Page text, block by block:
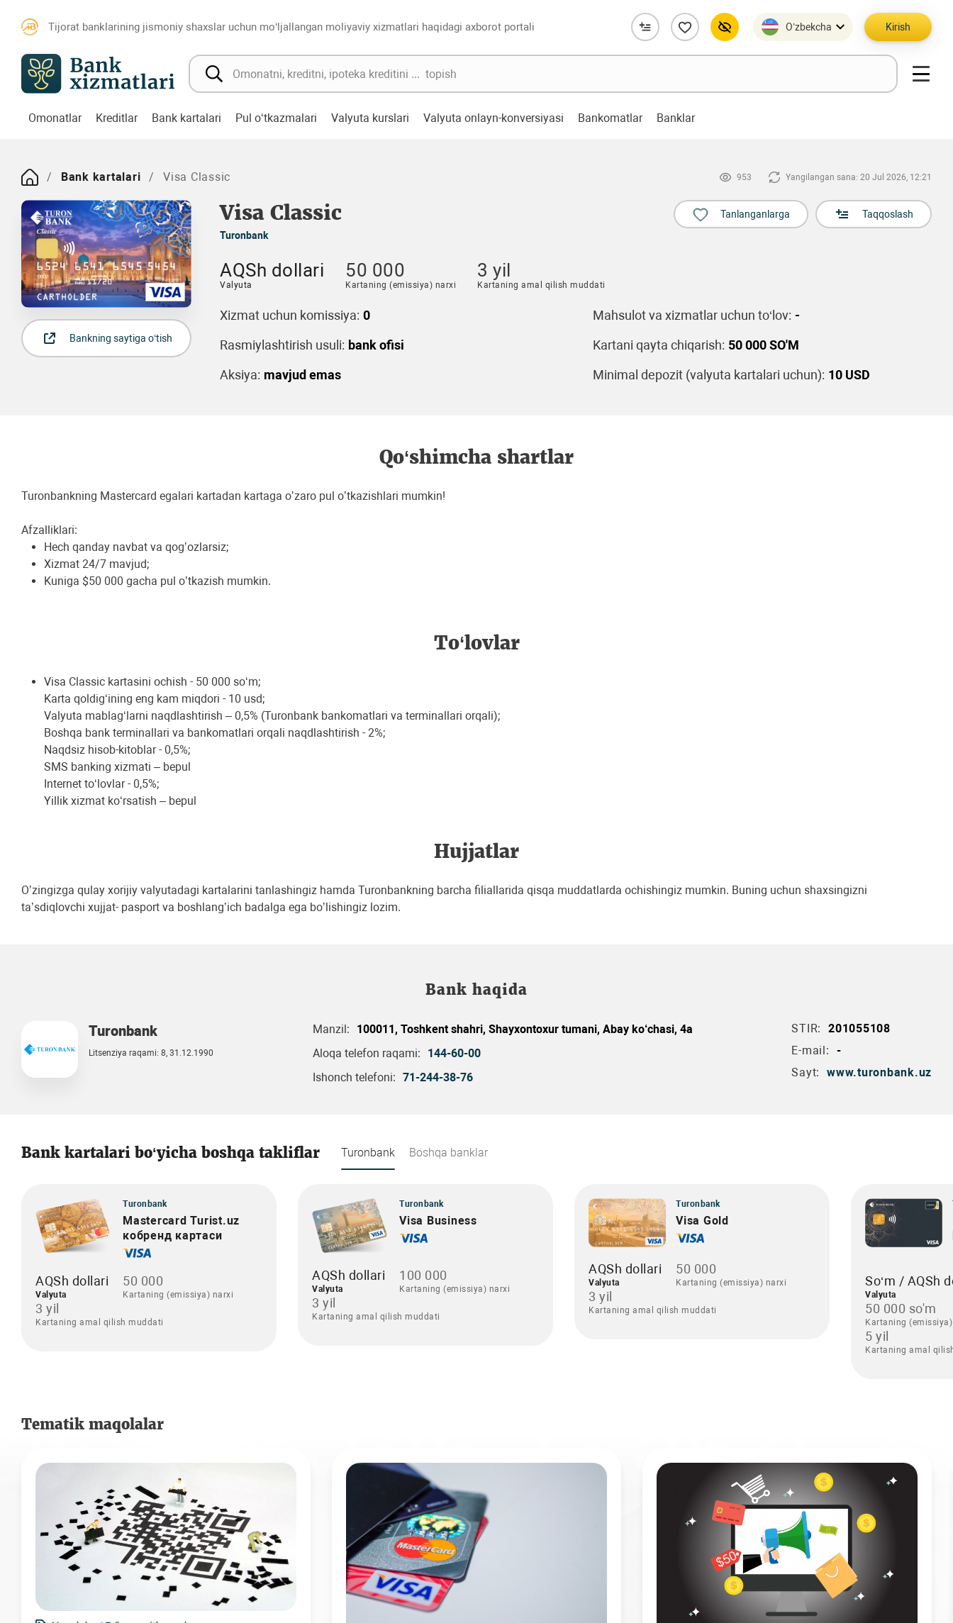
Tijorat banklarining jismoniy shaxslar uchun mo‘ljallangan moliyaviy xizmatlari haqidagi axborot portali O’zbekcha Kirish
Omonatlar Kreditlar Bank kartalari Pul o‘tkazmalari Valyuta kurslari Valyuta onlayn-konversiyasi Bankomatlar Banklar
Bank kartalari Visa Classic 953 Yangilangan sana: 20 Jul 2026, 12:21
Visa Classic
Turonbank
Tanlanganlarga Taqqoslash
Bankning saytiga o‘tish
AQSh dollari
Valyuta
50 000
Kartaning (emissiya) narxi
3 yil
Kartaning amal qilish muddati
Xizmat uchun komissiya: 0 Mahsulot va xizmatlar uchun to‘lov: -
Rasmiylashtirish usuli: bank ofisi Kartani qayta chiqarish: 50 000 SO'M
Aksiya: mavjud emas Minimal depozit (valyuta kartalari uchun): 10 USD
Qo‘shimcha shartlar
Turonbankning Mastercard egalari kartadan kartaga oʼzaro pul oʼtkazishlari mumkin!
Аfzalliklari:
Hech qanday navbat va qogʼozlarsiz;
Xizmat 24/7 mavjud;
Kuniga $50 000 gacha pul oʼtkazish mumkin.
To‘lovlar
Visa Classic kartasini ochish - 50 000 so‘m;
Karta qoldig‘ining eng kam miqdori - 10 usd;
Valyuta mablag‘larni naqdlashtirish – 0,5% (Turonbank bankomatlari va terminallari orqali);
Boshqa bank terminallari va bankomatlari orqali naqdlashtirish - 2%;
Naqdsiz hisob-kitoblar - 0,5%;
SMS banking xizmati – bepul
Internet to‘lovlar - 0,5%;
Yillik xizmat ko‘rsatish – bepul
Hujjatlar
Oʼzingizga qulay xorijiy valyutadagi kartalarini tanlashingiz hamda Turonbankning barcha filiallarida qisqa muddatlarda ochishingiz mumkin. Buning uchun shaxsingizni
taʼsdiqlovchi xujjat- pasport va boshlangʼich badalga ega boʼlishingiz lozim.
Bank haqida
Turonbank
Litsenziya raqami: 8, 31.12.1990
Manzil:
100011, Toshkent shahri, Shayxontoxur tumani, Abay ko‘chasi, 4a
Aloqa telefon raqami:
144-60-00
Ishonch telefoni: 71-244-38-76
STIR:
201055108
E-mail:
-
Sayt:
www.turonbank.uz
Bank kartalari bo‘yicha boshqa takliflar Turonbank Boshqa banklar
Turonbank
Mastercard Turist.uz
кобренд картаси
AQSh dollari
Valyuta
50 000
Kartaning (emissiya) narxi
3 yil
Kartaning amal qilish muddati
Turonbank
Visa Business
AQSh dollari
Valyuta
100 000
Kartaning (emissiya) narxi
3 yil
Kartaning amal qilish muddati
Turonbank
Visa Gold
AQSh dollari
Valyuta
50 000
Kartaning (emissiya) narxi
3 yil
Kartaning amal qilish muddati
So‘m / AQSh
Valyuta
50 000 so'm
Kartaning
5 yil
Kartaning amal
Tematik maqolalar